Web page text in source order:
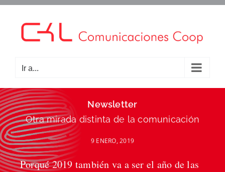
contenido
Ir a...
Newsletter
Otra mirada distinta de la comunicación
9 ENERO, 2019
Porqué 2019 también va a ser el año de las